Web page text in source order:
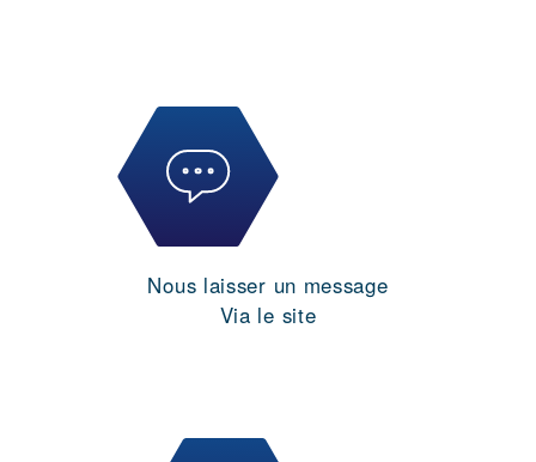
Nous laisser un message
Via le site